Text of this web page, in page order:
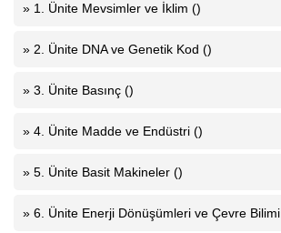
» 1. Ünite Mevsimler ve İklim ()
» 2. Ünite DNA ve Genetik Kod ()
» 3. Ünite Basınç ()
» 4. Ünite Madde ve Endüstri ()
» 5. Ünite Basit Makineler ()
» 6. Ünite Enerji Dönüşümleri ve Çevre